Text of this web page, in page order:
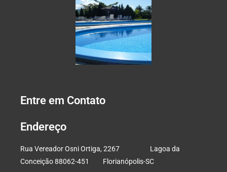
Entre em Contato
Endereço
Rua Vereador Osni Ortiga, 2267 Lagoa da
Conceição 88062-451 Florianópolis-SC